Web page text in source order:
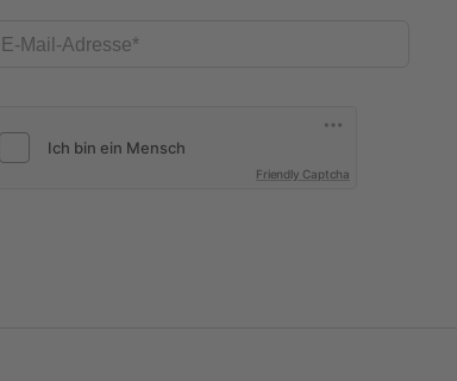
E-Mail-Adresse
Friendly Captcha